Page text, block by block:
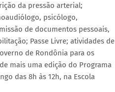
da pressão arterial;
psicólogo,
de documentos pessoais,
Passe Livre; atividades de
de Rondônia para os
mais uma edição do Programa
das 8h às 12h, na Escola